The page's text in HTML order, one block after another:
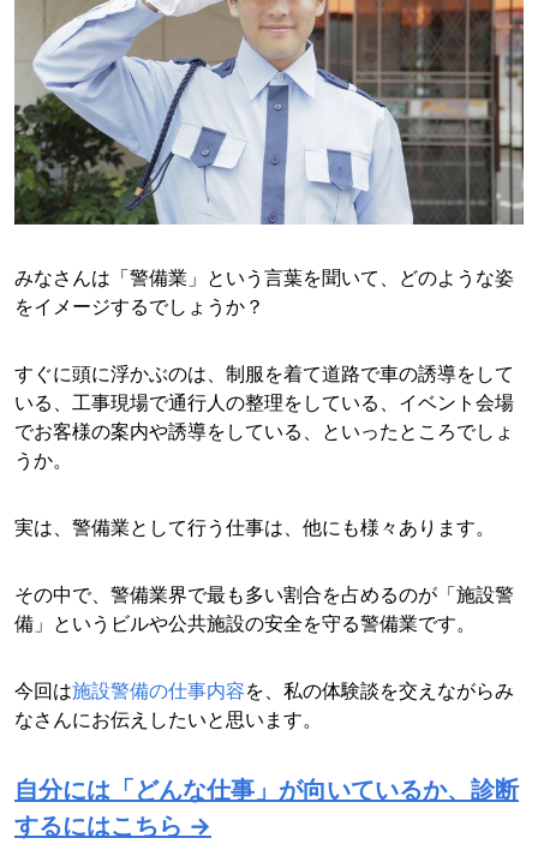
みなさんは「警備業」という言葉を聞いて、どのような姿
をイメージするでしょうか？
すぐに頭に浮かぶのは、制服を着て道路で車の誘導をして
いる、工事現場で通行人の整理をしている、イベント会場
でお客様の案内や誘導をしている、といったところでしょ
うか。
実は、警備業として行う仕事は、他にも様々あります。
その中で、警備業界で最も多い割合を占めるのが「施設警
備」というビルや公共施設の安全を守る警備業です。
今回は施設警備の仕事内容を、私の体験談を交えながらみ
なさんにお伝えしたいと思います。
自分には「どんな仕事」が向いているか、診断
するにはこちら →